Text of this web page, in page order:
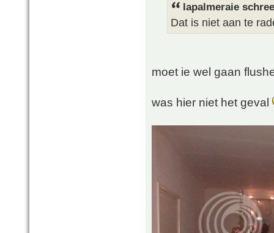
lapalmeraie
Dat is niet aan te
moet ie wel gaan
was hier niet het geval